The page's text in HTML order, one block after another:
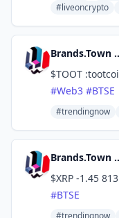
#liveoncrypto
$TOOT
#Web3 #BTSE
#trendingnow
$XRP -1.45
#BTSE
#trendingnow